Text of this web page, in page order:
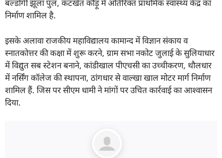
बल्डोगी झूला पुल, कटखेत कौड़ू में अतिरिक्त प्राथमिक स्वास्थ्य केंद्र का
निर्माण शामिल है.
इसके अलावा राजकीय महाविद्यालय कामान्द में विज्ञान संकाय व
स्नातकोत्तर की कक्षा में शुरू करने, ग्राम सभा नकोट जुलाई के सुलियाधार
में विद्युत सब स्टेशन बनाने, कांडीखाल पीएचसी का उच्चीकरण, थौलधार
में नर्सिंग कॉलेज की स्थापना, ठांगधार से वाल्खा खाल मोटर मार्ग निर्माण
शामिल हैं. जिस पर सीएम धामी ने मांगों पर उचित कार्रवाई का आश्वासन
दिया.